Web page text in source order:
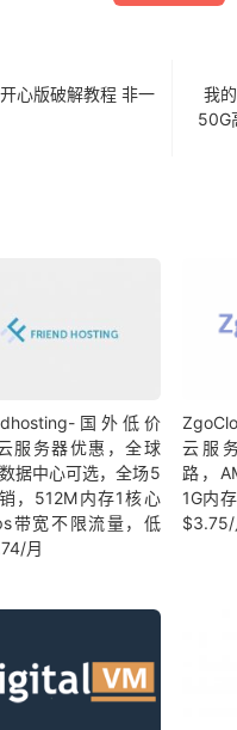
心版破解教程 非一
我
50G
国外低价
服务器优惠，全球
据中心可选，全场5
，512M内存1核心
带宽不限流量，低
月
云服
路，
1G内
$3.75/